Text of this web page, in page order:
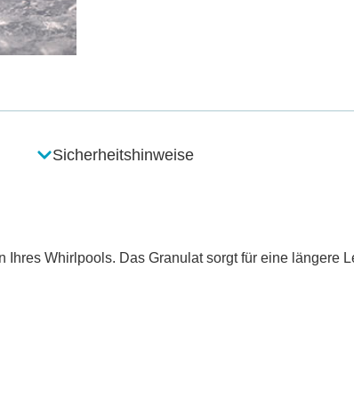
Sicherheitshinweise
Whirlpools. Das Granulat sorgt für eine längere